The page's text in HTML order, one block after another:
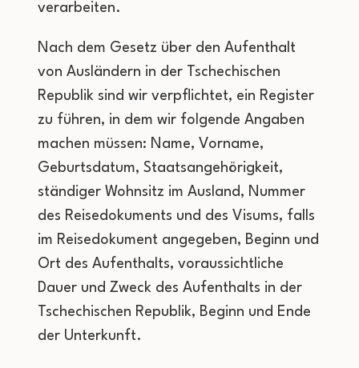
verarbeiten.
Nach dem Gesetz über den Aufenthalt
von Ausländern in der Tschechischen
Republik sind wir verpflichtet, ein Register
zu führen, in dem wir folgende Angaben
machen müssen: Name, Vorname,
Geburtsdatum, Staatsangehörigkeit,
ständiger Wohnsitz im Ausland, Nummer
des Reisedokuments und des Visums, falls
im Reisedokument angegeben, Beginn und
Ort des Aufenthalts, voraussichtliche
Dauer und Zweck des Aufenthalts in der
Tschechischen Republik, Beginn und Ende
der Unterkunft.